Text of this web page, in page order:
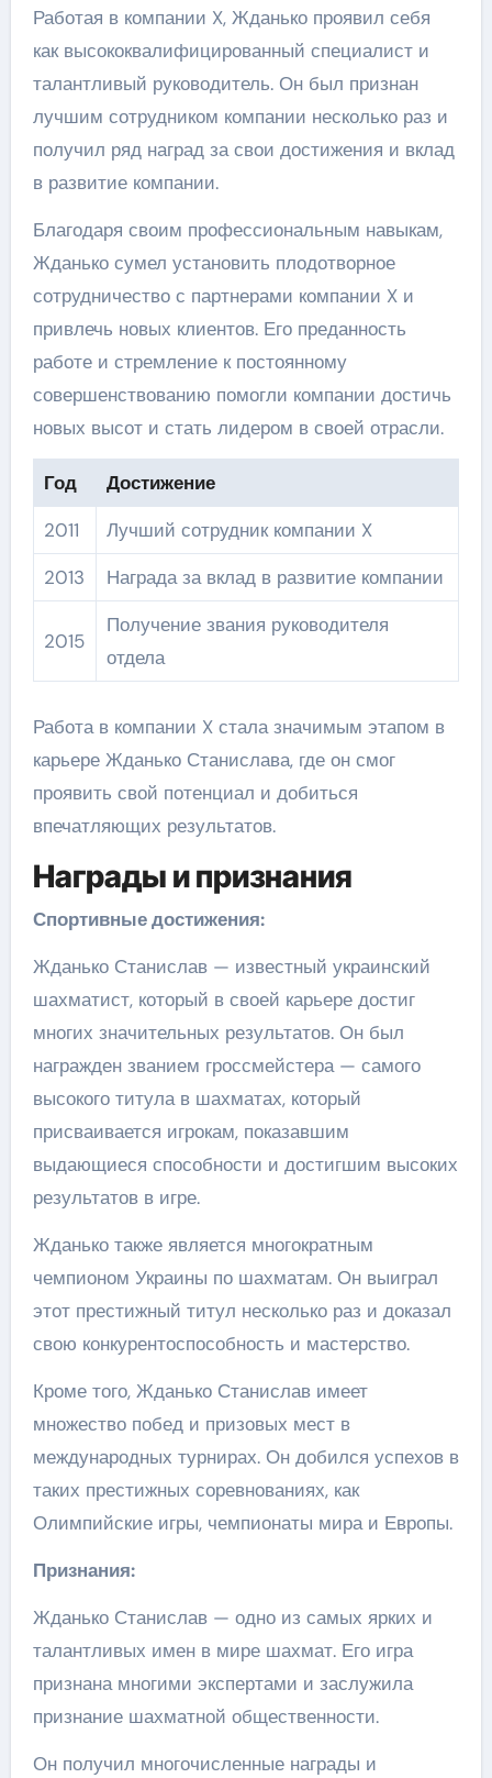
Работая в компании X, Жданько проявил себя
как высококвалифицированный специалист и
талантливый руководитель. Он был признан
лучшим сотрудником компании несколько раз и
получил ряд наград за свои достижения и вклад
в развитие компании.
Благодаря своим профессиональным навыкам,
Жданько сумел установить плодотворное
сотрудничество с партнерами компании X и
привлечь новых клиентов. Его преданность
работе и стремление к постоянному
совершенствованию помогли компании достичь
новых высот и стать лидером в своей отрасли.
Год
Достижение
2011
Лучший сотрудник компании X
2013
Награда за вклад в развитие компании
2015
Получение звания руководителя
отдела
Работа в компании X стала значимым этапом в
карьере Жданько Станислава, где он смог
проявить свой потенциал и добиться
впечатляющих результатов.
Награды и признания
Спортивные достижения:
Жданько Станислав — известный украинский
шахматист, который в своей карьере достиг
многих значительных результатов. Он был
награжден званием гроссмейстера — самого
высокого титула в шахматах, который
присваивается игрокам, показавшим
выдающиеся способности и достигшим высоких
результатов в игре.
Жданько также является многократным
чемпионом Украины по шахматам. Он выиграл
этот престижный титул несколько раз и доказал
свою конкурентоспособность и мастерство.
Кроме того, Жданько Станислав имеет
множество побед и призовых мест в
международных турнирах. Он добился успехов в
таких престижных соревнованиях, как
Олимпийские игры, чемпионаты мира и Европы.
Признания:
Жданько Станислав — одно из самых ярких и
талантливых имен в мире шахмат. Его игра
признана многими экспертами и заслужила
признание шахматной общественности.
Он получил многочисленные награды и